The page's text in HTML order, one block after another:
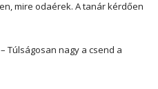
mire odaérek. A tanár kérdően
Túlságosan nagy a csend a